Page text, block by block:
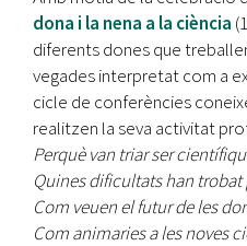
dona i la nena a la ciència
diferents dones que
vegades interpretat com a
cicle de conferències
realitzen la seva activitat
Perquè van triar ser
Quines dificultats han
Com veuen el futur de les
Com animaries a les noves